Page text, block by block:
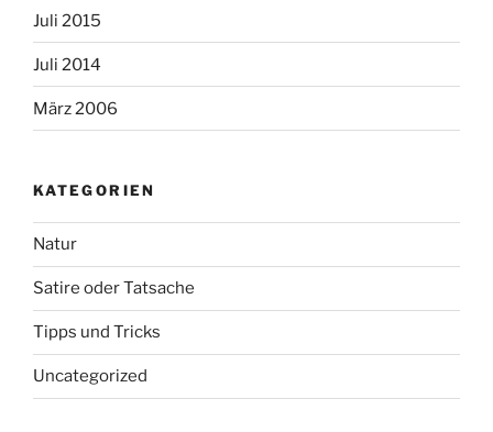
Juli 2015
Juli 2014
März 2006
KATEGORIEN
Natur
Satire oder Tatsache
Tipps und Tricks
Uncategorized